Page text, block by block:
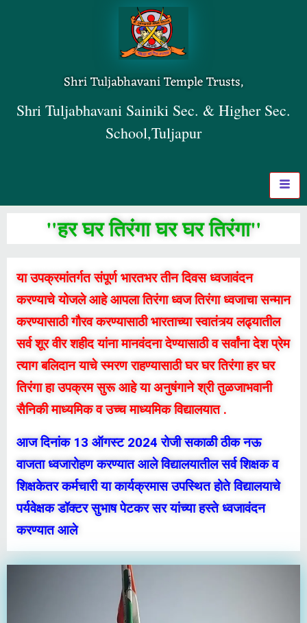
Shri Tuljabhavani Temple Trusts,
Shri Tuljabhavani Sainiki Sec. & Higher Sec.
School,Tuljapur
"हर घर तिरंगा घर घर तिरंगा"
या उपक्रमांतर्गत संपूर्ण भारतभर तीन दिवस ध्वजावंदन
करण्याचे योजले आहे आपला तिरंगा ध्वज तिरंगा ध्वजाचा सन्मान
करण्यासाठी गौरव करण्यासाठी भारताच्या स्वातंत्र्य लढ्यातील
सर्व शूर वीर शहीद यांना मानवंदना देण्यासाठी व सर्वांना देश प्रेम
त्याग बलिदान याचे स्मरण राहण्यासाठी घर घर तिरंगा हर घर
तिरंगा हा उपक्रम सुरू आहे या अनुषंगाने श्री तुळजाभवानी
सैनिकी माध्यमिक व उच्च माध्यमिक विद्यालयात .
आज दिनांक 13 ऑगस्ट 2024 रोजी सकाळी ठीक नऊ
वाजता ध्वजारोहण करण्यात आले विद्यालयातील सर्व शिक्षक व
शिक्षकेतर कर्मचारी या कार्यक्रमास उपस्थित होते विद्यालयाचे
पर्यवेक्षक डॉक्टर सुभाष पेटकर सर यांच्या हस्ते ध्वजावंदन
करण्यात आले